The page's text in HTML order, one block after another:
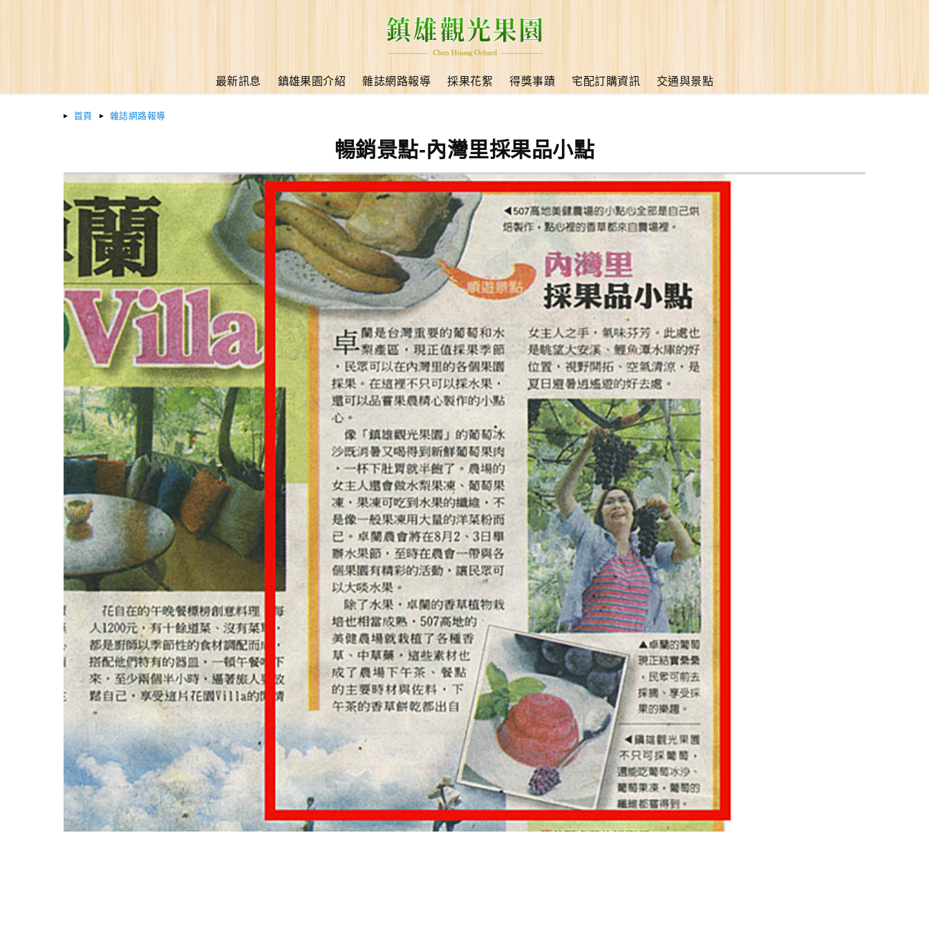
最新訊息 鎮雄果園介紹 雜誌網路報導 採果花絮 得獎事蹟 宅配訂購資訊 交通與景點
首頁 雜誌網路報導
暢銷景點-內灣里採果品小點